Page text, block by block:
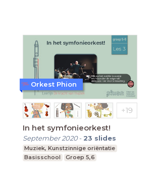
In het symfonieorkest!
September 2020- 23 slides
Muziek, Kunstzinnige oriëntatie
Basisschool
Groep 5,6
Orkest Phion